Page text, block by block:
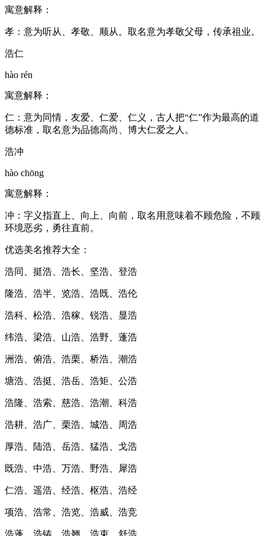
寓意解释：
孝：意为听从、孝敬、顺从。取名意为孝敬父母，传承祖业。
浩仁
hào rén
寓意解释：
仁：意为同情，友爱、仁爱、仁义，古人把“仁”作为最高的道
德标准，取名意为品德高尚、博大仁爱之人。
浩冲
hào chōng
寓意解释：
冲：字义指直上、向上、向前，取名用意味着不顾危险，不顾
环境恶劣，勇往直前。
优选美名推荐大全：
浩同、挺浩、浩长、坚浩、登浩
隆浩、浩半、览浩、浩既、浩伦
浩科、松浩、浩稼、锐浩、显浩
纬浩、梁浩、山浩、浩野、蓬浩
洲浩、俯浩、浩栗、桥浩、潮浩
塘浩、浩挺、浩岳、浩矩、公浩
浩隆、浩索、慈浩、浩潮、科浩
浩耕、浩广、栗浩、城浩、周浩
厚浩、陆浩、岳浩、猛浩、戈浩
既浩、中浩、万浩、野浩、犀浩
仁浩、遥浩、经浩、枢浩、浩经
项浩、浩常、浩览、浩威、浩竞
浩蓬、浩铸、浩翘、浩束、舒浩